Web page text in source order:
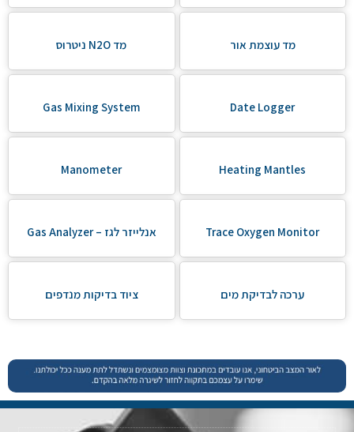
מד עוצמת אור מד N2O ניטרוס
Date Logger
Gas Mixing System
Heating Mantles
Manometer
Trace Oxygen Monitor אנלייזר לגז – Gas Analyzer
ערכה לבדיקת מים ציוד בדיקות מנדפים